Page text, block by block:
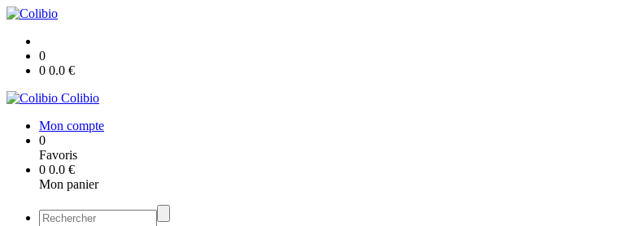
0
0 0.0 €
Colibio
Mon compte
0
Favoris
0 0.0 €
Mon panier